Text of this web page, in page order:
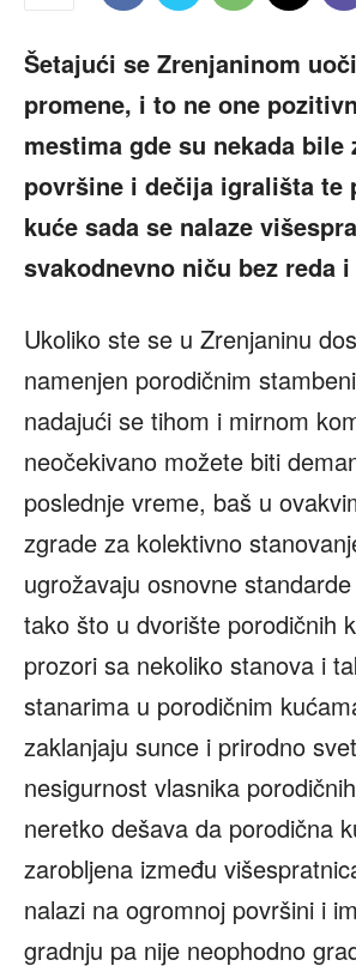
Šetajući se Zrenjaninom
promene, i to ne one
mestima gde su nekada bile
površine i dečija igrališta te
kuće sada se nalaze
svakodnevno niču bez reda
Ukoliko ste se u Zrenjaninu
namenjen porodičnim
nadajući se tihom i mirnom
neočekivano možete biti
poslednje vreme, baš u
zgrade za kolektivno
ugrožavaju osnovne
tako što u dvorište porodičnih
prozori sa nekoliko stanova i
stanarima u porodičnim
zaklanjaju sunce i prirodno
nesigurnost vlasnika
neretko dešava da porodična
zarobljena između
nalazi na ogromnoj površini i
gradnju pa nije neophodno